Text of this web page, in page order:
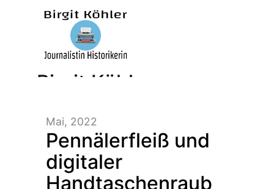
Birgit Köhler –
Journalistin/
Mai, 2022
Pennälerfleiß und
digitaler
Handtaschenraub